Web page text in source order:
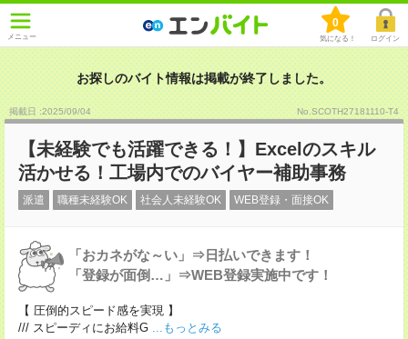
メニュー
0
気になる！ ログイン
お探しのバイト情報は掲載が終了しました。
掲載日 :2025/09/04 No.SCOTH27181110-T4
【未経験でも活躍できる！】Excelのスキル
活かせる！工場内でのバイヤー補助事務
派遣 職種未経験OK 社会人未経験OK WEB登録・面接OK
「おカネがな～い」⇒日払いできます！
「登録が面倒…」⇒WEB登録実施中です！
【 圧倒的スピード感を実現 】
/// スピーディにお給料G ...もっとみる